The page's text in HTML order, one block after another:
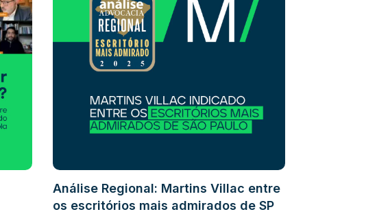
Análise Regional: Martins Villac entre
os escritórios mais admirados de SP